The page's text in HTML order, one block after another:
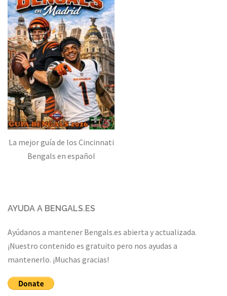
La mejor guía de los Cincinnati
Bengals en español
AYUDA A BENGALS.ES
Ayúdanos a mantener Bengals.es abierta y actualizada.
¡Nuestro contenido es gratuito pero nos ayudas a
mantenerlo. ¡Muchas gracias!